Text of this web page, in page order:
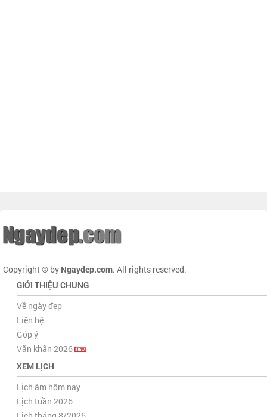
Copyright © by Ngaydep.com. All rights reserved.
GIỚI THIỆU CHUNG
Về ngày đẹp
Liên hệ
Góp ý
Văn khấn 2026
XEM LỊCH
Lịch âm hôm nay
Lịch tuần 2026